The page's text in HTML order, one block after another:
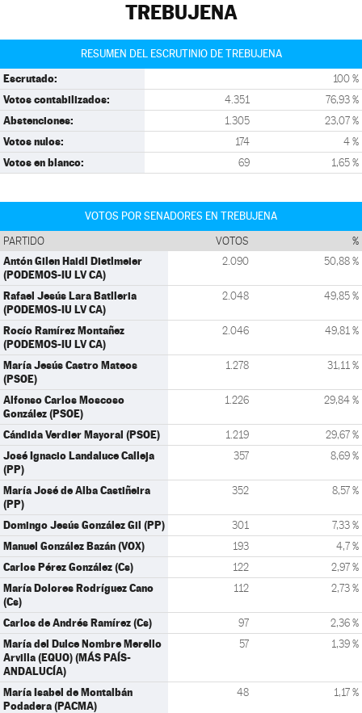
TREBUJENA
RESUMEN DEL ESCRUTINIO DE TREBUJENA
Escrutado: 100 %
Votos contabilizados: 4.351 76,93 %
Abstenciones: 1.305 23,07 %
Votos nulos: 174 4 %
Votos en blanco: 69 1,65 %
VOTOS POR SENADORES EN TREBUJENA
PARTIDO VOTOS %
Antón Gilen Haidl Dietlmeier
(PODEMOS-IU LV CA)
2.090 50,88 %
Rafael Jesús Lara Batlleria
(PODEMOS-IU LV CA)
2.048 49,85 %
Rocío Ramírez Montañez
(PODEMOS-IU LV CA)
2.046 49,81 %
María Jesús Castro Mateos
(PSOE)
1.278 31,11 %
Alfonso Carlos Moscoso
González (PSOE)
1.226 29,84 %
Cándida Verdier Mayoral (PSOE) 1.219 29,67 %
José Ignacio Landaluce Calleja
(PP)
357 8,69 %
María José de Alba Castiñeira
(PP)
352 8,57 %
Domingo Jesús González Gil (PP) 301 7,33 %
Manuel González Bazán (VOX) 193 4,7 %
Carlos Pérez González (Cs) 122 2,97 %
María Dolores Rodríguez Cano
(Cs)
112 2,73 %
Carlos de Andrés Ramírez (Cs) 97 2,36 %
María del Dulce Nombre Merello
Arvilla (EQUO) (MÁS PAÍS-
ANDALUCÍA)
57 1,39 %
María Isabel de Montalbán
Podadera (PACMA)
48 1,17 %